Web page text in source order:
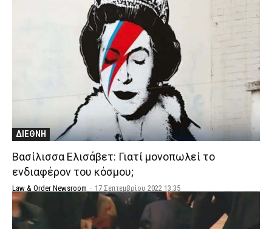
ΔΙΕΘΝΗ
Βασίλισσα Ελισάβετ: Γιατί μονοπωλεί το
ενδιαφέρον του κόσμου;
Law & Order Newsroom - 17 Σεπτεμβρίου 2022 13:35